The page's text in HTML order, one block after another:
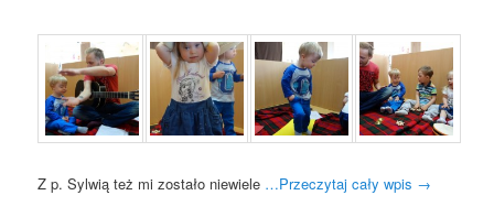
Z p. Sylwią też mi zostało niewiele …Przeczytaj cały wpis →